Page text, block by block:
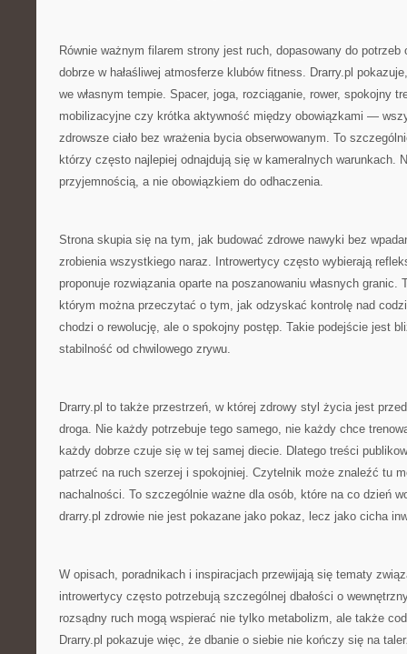
Równie ważnym filarem strony jest ruch, dopasowany do
dobrze w hałaśliwej atmosferze klubów fitness. Drarry.pl
we własnym tempie. Spacer, joga, rozciąganie, rower, spokojny
mobilizacyjne czy krótka aktywność między obowiązkami —
zdrowsze ciało bez wrażenia bycia obserwowanym. To
którzy często najlepiej odnajdują się w kameralnych warunkach.
przyjemnością, a nie obowiązkiem do odhaczenia.
Strona skupia się na tym, jak budować zdrowe nawyki bez
zrobienia wszystkiego naraz. Introwertycy często wybierają
proponuje rozwiązania oparte na poszanowaniu własnych granic.
którym można przeczytać o tym, jak odzyskać kontrolę nad
chodzi o rewolucję, ale o spokojny postęp. Takie podejście jest
stabilność od chwilowego zrywu.
Drarry.pl to także przestrzeń, w której zdrowy styl życia jest
droga. Nie każdy potrzebuje tego samego, nie każdy chce
każdy dobrze czuje się w tej samej diecie. Dlatego treści
patrzeć na ruch szerzej i spokojniej. Czytelnik może znaleźć tu
nachalności. To szczególnie ważne dla osób, które na co dzień
drarry.pl zdrowie nie jest pokazane jako pokaz, lecz jako cicha
W opisach, poradnikach i inspiracjach przewijają się tematy
introwertycy często potrzebują szczególnej dbałości o
rozsądny ruch mogą wspierać nie tylko metabolizm, ale także
Drarry.pl pokazuje więc, że dbanie o siebie nie kończy się na